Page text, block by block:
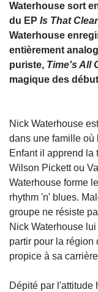
Waterhouse sort
du EP Is That Clear
Waterhouse
entièrement
puriste, Time's All
magique des
Nick Waterhouse
dans une famille où
Enfant il apprend la
Wilson Pickett ou
Waterhouse forme
rhythm 'n' blues.
groupe ne résiste
Nick Waterhouse
partir pour la
propice à sa
Dépité par l'attitude